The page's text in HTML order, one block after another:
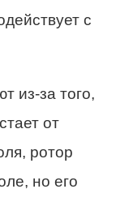
с
из-за того,
от
ротор
но его